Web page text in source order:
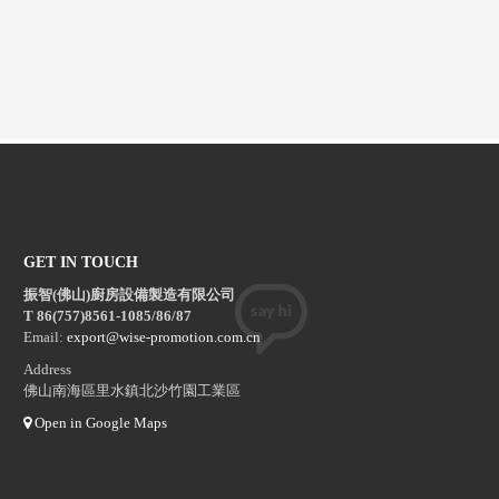
GET IN TOUCH
振智(佛山)廚房設備製造有限公司
T 86(757)8561-1085/86/87
Email: export@wise-promotion.com.cn
Address
佛山南海區里水鎮北沙竹園工業區
Open in Google Maps